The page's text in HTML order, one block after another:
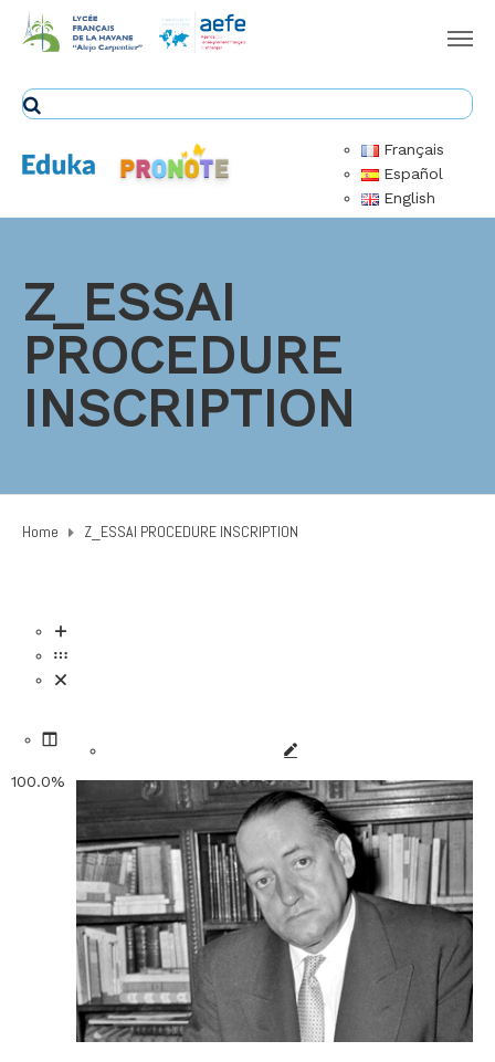
Français
Español
English
Z_ESSAI
PROCEDURE
INSCRIPTION
Home Z_ESSAI PROCEDURE INSCRIPTION
100.0%